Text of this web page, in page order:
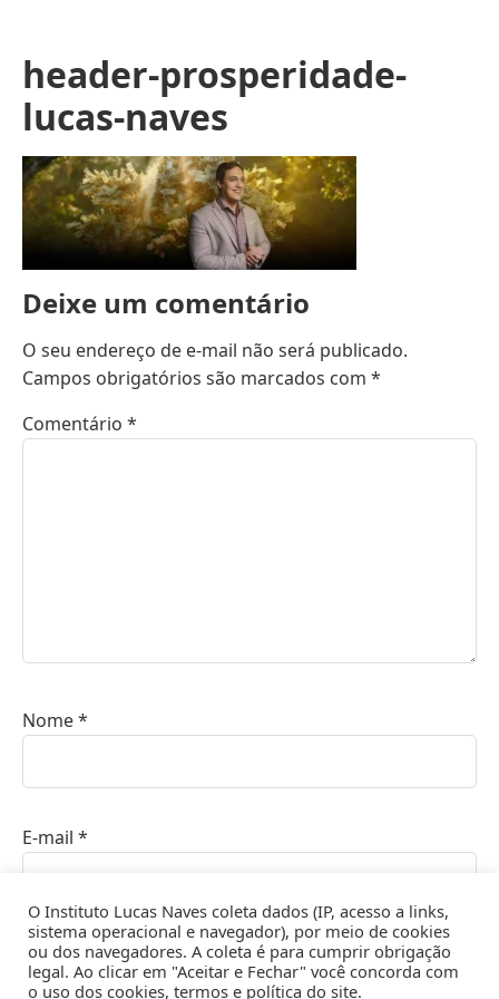
header-prosperidade-
lucas-naves
Deixe um comentário
O seu endereço de e-mail não será publicado.
Campos obrigatórios são marcados com *
Comentário *
Nome*
E-mail *
Site
O Instituto Lucas Naves coleta dados (IP, acesso a links,
sistema operacional e navegador), por meio de cookies
ou dos navegadores. A coleta é para cumprir obrigação
legal. Ao clicar em "Aceitar e Fechar" você concorda com
o uso dos cookies, termos e política do site.